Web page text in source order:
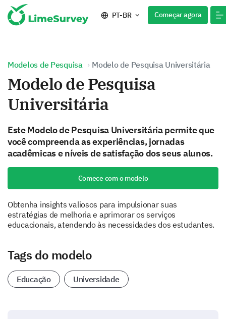
PT-BR Começar agora
Modelos de Pesquisa Modelo de Pesquisa Universitária
Modelo de Pesquisa
Universitária
Este Modelo de Pesquisa Universitária permite que
você compreenda as experiências, jornadas
acadêmicas e níveis de satisfação dos seus alunos.
Comece com o modelo
Obtenha insights valiosos para impulsionar suas
estratégias de melhoria e aprimorar os serviços
educacionais, atendendo às necessidades dos estudantes.
Tags do modelo
Educação Universidade